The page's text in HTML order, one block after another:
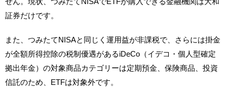
証券だけです。
また、つみたてNISAと同じく運用益が非課税で、さらには掛金
が全額所得控除の税制優遇があるiDeCo（イデコ・個人型確定
拠出年金）の対象商品カテゴリーは定期預金、保険商品、投資
信託のため、ETFは対象外です。